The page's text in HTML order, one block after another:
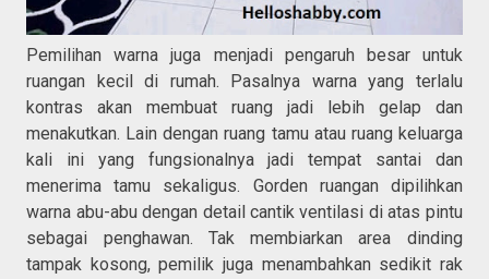
Pemilihan warna juga menjadi pengaruh besar untuk
ruangan kecil di rumah. Pasalnya warna yang terlalu
kontras akan membuat ruang jadi lebih gelap dan
menakutkan. Lain dengan ruang tamu atau ruang keluarga
kali ini yang fungsionalnya jadi tempat santai dan
menerima tamu sekaligus. Gorden ruangan dipilihkan
warna abu-abu dengan detail cantik ventilasi di atas pintu
sebagai penghawan. Tak membiarkan area dinding
tampak kosong, pemilik juga menambahkan sedikit rak